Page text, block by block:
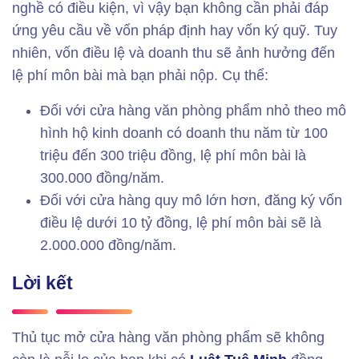
nghề có điều kiện, vì vậy bạn không cần phải đáp
ứng yêu cầu về vốn pháp định hay vốn ký quỹ. Tuy
nhiên, vốn điều lệ và doanh thu sẽ ảnh hưởng đến
lệ phí môn bài mà bạn phải nộp. Cụ thể:
Đối với cửa hàng văn phòng phẩm nhỏ theo mô
hình hộ kinh doanh có doanh thu năm từ 100
triệu đến 300 triệu đồng, lệ phí môn bài là
300.000 đồng/năm.
Đối với cửa hàng quy mô lớn hơn, đăng ký vốn
điều lệ dưới 10 tỷ đồng, lệ phí môn bài sẽ là
2.000.000 đồng/năm.
Lời kết
Thủ tục mở cửa hàng văn phòng phẩm sẽ không